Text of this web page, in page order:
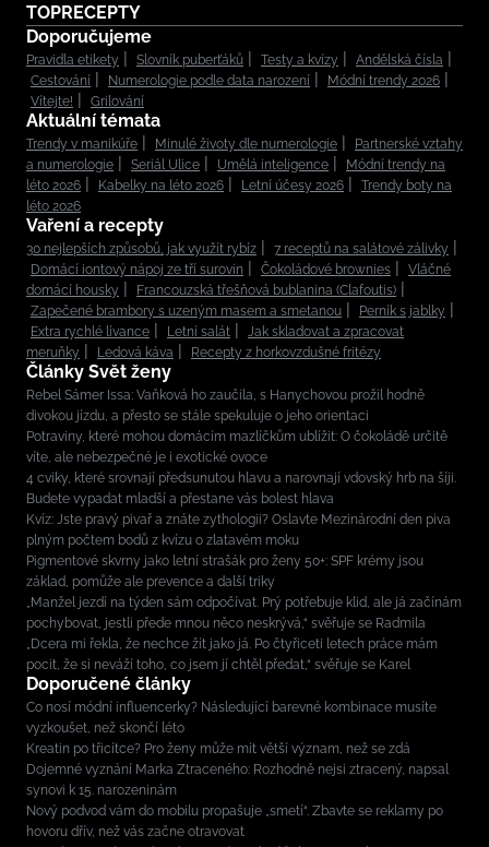
TOPRECEPTY
Doporučujeme
Pravidla etikety Slovník puberťáků Testy a kvízy
Andělská čísla
Cestování
Numerologie podle data narození
Módní trendy 2026
Vítejte!
Grilování
Aktuální témata
Trendy v manikúře Minulé životy dle numerologie
Partnerské vztahy
a numerologie
Seriál Ulice Umělá inteligence
Módní trendy na
léto 2026
Kabelky na léto 2026 Letní účesy 2026
Trendy boty na
léto 2026
Vaření a recepty
30 nejlepších způsobů, jak využít rybíz
7 receptů na salátové zálivky
Domácí iontový nápoj ze tří surovin
Čokoládové brownies
Vláčné
domácí housky
Francouzská třešňová bublanina (Clafoutis)
Zapečené brambory s uzeným masem a smetanou
Perník s jablky
Extra rychlé lívance
Letní salát
Jak skladovat a zpracovat
meruňky
Ledová káva Recepty z horkovzdušné fritézy
Články Svět ženy
Rebel Sámer Issa: Vaňková ho zaučila, s Hanychovou prožil hodně
divokou jízdu, a přesto se stále spekuluje o jeho orientaci
Potraviny, které mohou domácím mazlíčkům ublížit: O čokoládě určitě
víte, ale nebezpečné je i exotické ovoce
4 cviky, které srovnají předsunutou hlavu a narovnají vdovský hrb na šíji.
Budete vypadat mladší a přestane vás bolest hlava
Kvíz: Jste pravý pivař a znáte zythologii? Oslavte Mezinárodní den piva
plným počtem bodů z kvízu o zlatavém moku
Pigmentové skvrny jako letní strašák pro ženy 50+: SPF krémy jsou
základ, pomůže ale prevence a další triky
„Manžel jezdí na týden sám odpočívat. Prý potřebuje klid, ale já začínám
pochybovat, jestli přede mnou něco neskrývá,“ svěřuje se Radmila
„Dcera mi řekla, že nechce žít jako já. Po čtyřiceti letech práce mám
pocit, že si neváží toho, co jsem jí chtěl předat,“ svěřuje se Karel
Doporučené články
Co nosí módní influencerky? Následující barevné kombinace musíte
vyzkoušet, než skončí léto
Kreatin po třicítce? Pro ženy může mít větší význam, než se zdá
Dojemné vyznání Marka Ztraceného: Rozhodně nejsi ztracený, napsal
synovi k 15. narozeninám
Nový podvod vám do mobilu propašuje „smetí“. Zbavte se reklamy po
hovoru dřív, než vás začne otravovat